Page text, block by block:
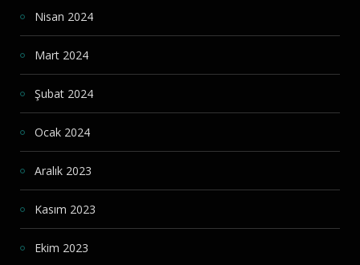
Nisan 2024
Mart 2024
Şubat 2024
Ocak 2024
Aralık 2023
Kasım 2023
Ekim 2023